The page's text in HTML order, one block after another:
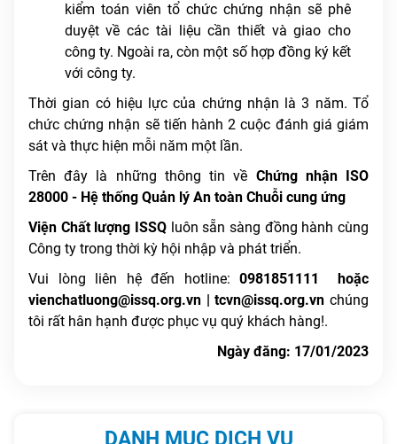
kiểm toán viên tổ chức chứng nhận sẽ phê
duyệt về các tài liệu cần thiết và giao cho
công ty. Ngoài ra, còn một số hợp đồng ký kết
với công ty.
Thời gian có hiệu lực của chứng nhận là 3 năm. Tổ
chức chứng nhận sẽ tiến hành 2 cuộc đánh giá giám
sát và thực hiện mỗi năm một lần.
Trên đây là những thông tin về Chứng nhận ISO
28000 - Hệ thống Quản lý An toàn Chuỗi cung ứng
Viện Chất lượng ISSQ luôn sẵn sàng đồng hành cùng
Công ty trong thời kỳ hội nhập và phát triển.
Vui lòng liên hệ đến hotline: 0981851111
hoặc
vienchatluong@issq.org.vn | tcvn@issq.org.vn chúng
tôi rất hân hạnh được phục vụ quý khách hàng!.
Ngày đăng: 17/01/2023